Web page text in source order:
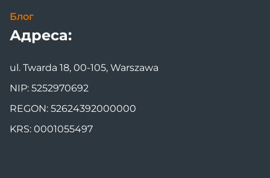
Блог
Адреса:
ul. Twarda 18, 00-105, Warszawa
NIP: 5252970692
REGON: 52624392000000
KRS: 0001055497